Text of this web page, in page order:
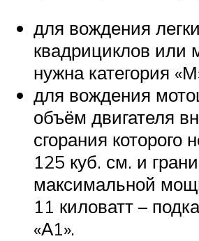
для вождения
квадрициклов или
нужна категория
для вождения
объём двигателя
сгорания которого
125 куб. см. и
максимальной
11 киловатт –
«А1».